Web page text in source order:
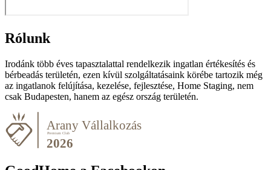
Rólunk
Irodánk több éves tapasztalattal rendelkezik ingatlan értékesítés és
bérbeadás területén, ezen kívül szolgáltatásaink körébe tartozik még
az ingatlanok felújítása, kezelése, fejlesztése, Home Staging, nem
csak Budapesten, hanem az egész ország területén.